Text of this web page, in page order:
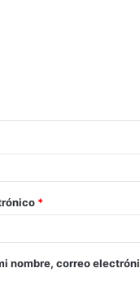
*
nombre, correo